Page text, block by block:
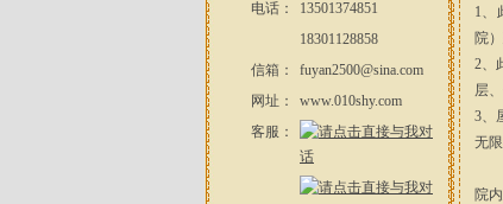
电话：
13501374851
18301128858
信箱：
fuyan2500@sina.com
网址：
www.010shy.com
客服：
1、
院
2、
层
3、
无限
院